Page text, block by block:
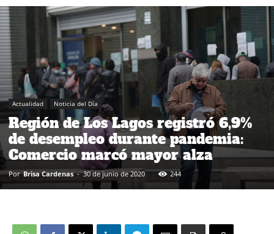
Actualidad Noticia del Día
Región de Los Lagos registró 6,9%
de desempleo durante pandemia:
Comercio marcó mayor alza
Por Brisa Cardenas - 30 de junio de 2020 244